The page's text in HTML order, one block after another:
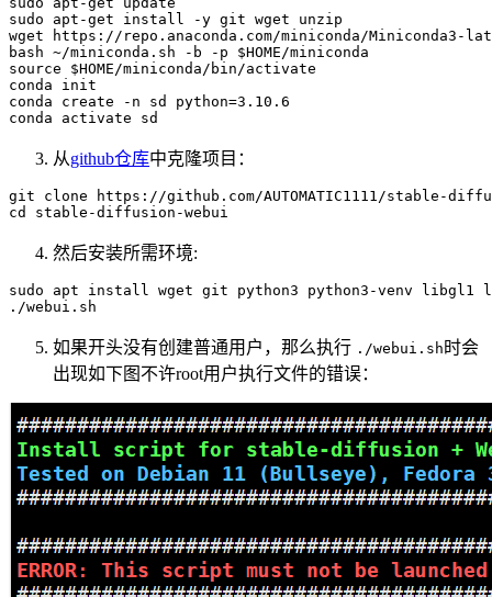
sudo apt-get install -y git wget unzip
wget https: //repo.anaconda.com/miniconda/Miniconda3-
bash ~/miniconda.sh -b -p $HOME/mi
source $HOME/miniconda/ bin/activate
conda init
conda create -n sd python=3.10 . 6
从github仓库中克隆项目：
git clone https://github.com/AUTOMATIC1111/stable-
然后安装所需环境:
sudo apt install wget git python3 python3-venv libgl1
如果开头没有创建普通用户，那么执行 ./webui.sh 时会
出现如下图不许root用户执行文件的错误：